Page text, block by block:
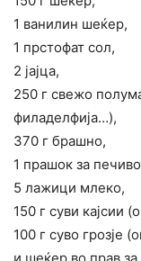
1 ванилин шеќер,
1 прстофат сол,
2 јајца,
250 г свежо
филаделфија…),
370 г брашно,
1 прашок за
5 лажици млеко,
150 г суви кајсии
100 г суво грозје